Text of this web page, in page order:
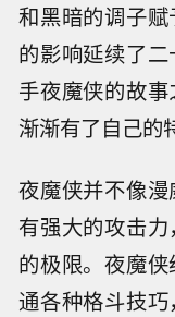
和黑暗的调子
的影响延续了
手夜魔侠的故
渐渐有了自己的
夜魔侠并不像
有强大的攻击
的极限。夜魔
通各种格斗技巧